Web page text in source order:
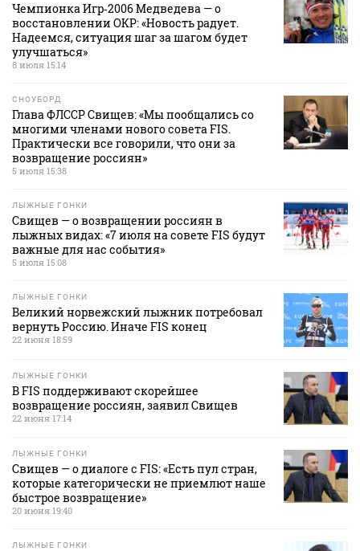
Чемпионка Игр‑2006 Медведева — о
восстановлении ОКР: «Новость радует.
Надеемся, ситуация шаг за шагом будет
улучшаться»
8 июля 15:14
СНОУБОРД
Глава ФЛССР Свищев: «Мы пообщались со
многими членами нового совета FIS.
Практически все говорили, что они за
возвращение россиян»
5 июля 15:38
ЛЫЖНЫЕ ГОНКИ
Свищев — о возвращении россиян в
лыжных видах: «7 июля на совете FIS будут
важные для нас события»
5 июля 15:08
ЛЫЖНЫЕ ГОНКИ
Великий норвежский лыжник потребовал
вернуть Россию. Иначе FIS конец
22 июня 18:59
ЛЫЖНЫЕ ГОНКИ
В FIS поддерживают скорейшее
возвращение россиян, заявил Свищев
22 июня 17:14
ЛЫЖНЫЕ ГОНКИ
Свищев — о диалоге с FIS: «Есть пул стран,
которые категорически не приемлют наше
быстрое возвращение»
20 июня 19:40
ЛЫЖНЫЕ ГОНКИ